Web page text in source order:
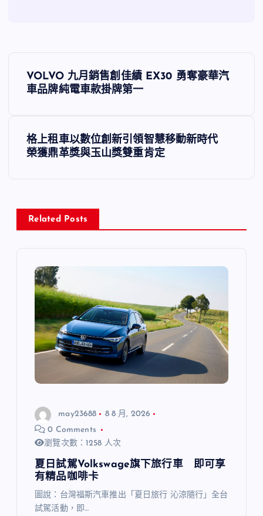
文
章
覽
VOLVO 九月銷售創佳績 EX30 勇奪豪華汽
車品牌純電車款掛牌第一
格上租車以數位創新引領智慧移動新時代
榮獲鼎革獎與玉山獎雙重肯定
Related Posts
may23688
8 8 月, 2026
0 Comments
瀏覽次數：1258 人次
夏日試駕Volkswage旗下旅行車 即可享
有精品咖啡卡
圖說：台灣福斯汽車推出「夏日旅行 沁涼隨行」全台
試駕活動，即…